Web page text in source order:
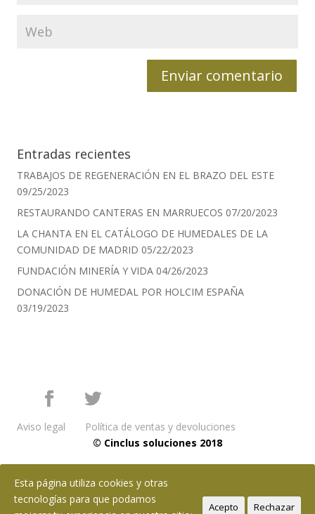
Entradas recientes
TRABAJOS DE REGENERACIÓN EN EL BRAZO DEL ESTE
09/25/2023
RESTAURANDO CANTERAS EN MARRUECOS 07/20/2023
LA CHANTA EN EL CATÁLOGO DE HUMEDALES DE LA
COMUNIDAD DE MADRID 05/22/2023
FUNDACIÓN MINERÍA Y VIDA 04/26/2023
DONACIÓN DE HUMEDAL POR HOLCIM ESPAÑA
03/19/2023
Aviso legal
Política de ventas y devoluciones
© Cinclus soluciones 2018
Esta página utiliza cookies y otras
tecnologías para que podamos
Acepto Rechazar